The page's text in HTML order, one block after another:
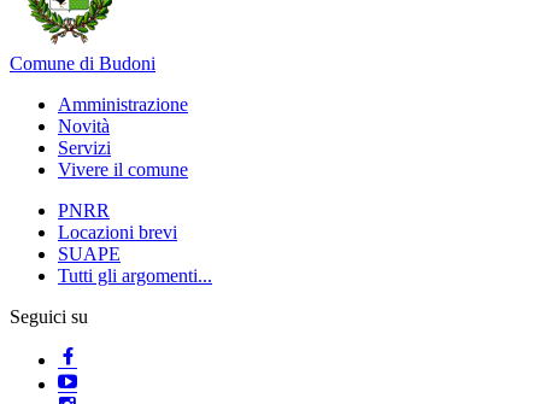
Comune di Budoni
Amministrazione
Novità
Servizi
Vivere il comune
PNRR
Locazioni brevi
SUAPE
Tutti gli argomenti...
Seguici su